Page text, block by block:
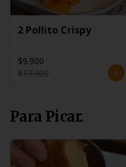
2 Pollito Crispy
$9.900
$17.400
Para Picar.